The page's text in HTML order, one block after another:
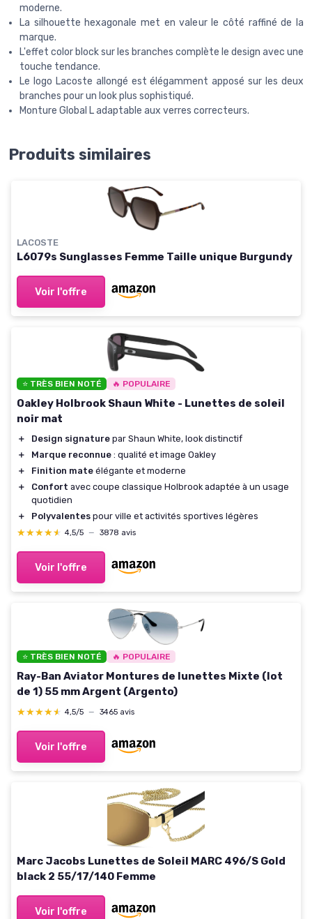
moderne.
La silhouette hexagonale met en valeur le côté raffiné de la
marque.
L'effet color block sur les branches complète le design avec une
touche tendance.
Le logo Lacoste allongé est élégamment apposé sur les deux
branches pour un look plus sophistiqué.
Monture Global L adaptable aux verres correcteurs.
Produits similaires
LACOSTE
L6079s Sunglasses Femme Taille unique Burgundy
Voir l'offre
⭐ TRÈS BIEN NOTÉ 🔥 POPULAIRE
Oakley Holbrook Shaun White - Lunettes de soleil
noir mat
＋ Design signature par Shaun White, look distinctif
＋
Marque reconnue : qualité et image Oakley
＋
Finition mate élégante et moderne
＋
Confort avec coupe classique Holbrook adaptée à un usage
quotidien
＋
Polyvalentes pour ville et activités sportives légères
★★★★★
★★★★★ 4,5/5 — 3878 avis
Voir l'offre
⭐ TRÈS BIEN NOTÉ 🔥 POPULAIRE
Ray-Ban Aviator Montures de lunettes Mixte (lot
de 1) 55 mm Argent (Argento)
★★★★★
★★★★★ 4,5/5 — 3465 avis
Voir l'offre
Marc Jacobs Lunettes de Soleil MARC 496/S Gold
black 2 55/17/140 Femme
Voir l'offre